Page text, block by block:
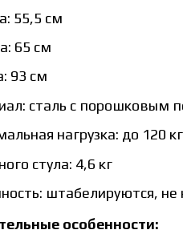
55,5 см
65 см
93 см
сталь с порошковым
нагрузка: до 120 кг
стула: 4,6 кг
штабелируются,
особенности: